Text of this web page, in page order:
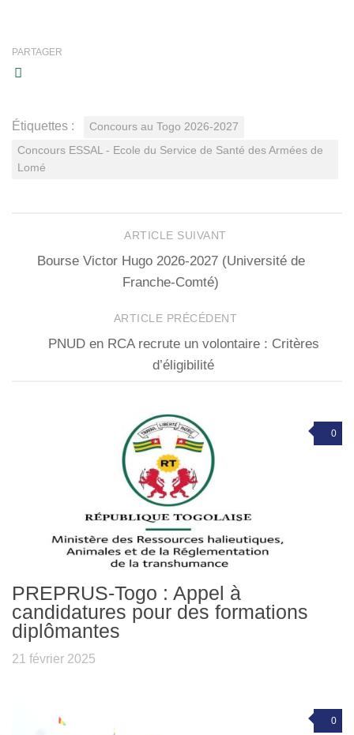
PARTAGER
Étiquettes :
Concours au Togo 2026-2027
Concours ESSAL - Ecole du Service de Santé des Armées de
Lomé
ARTICLE SUIVANT
Bourse Victor Hugo 2026-2027 (Université de
Franche-Comté)
ARTICLE PRÉCÉDENT
PNUD en RCA recrute un volontaire : Critères
d’éligibilité
0
PREPRUS-Togo : Appel à
candidatures pour des formations
diplômantes
21 février 2025
0